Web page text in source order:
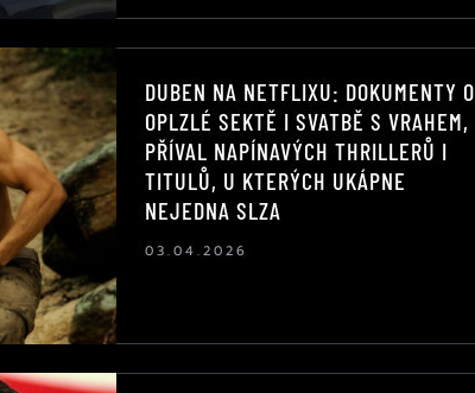
DUBEN NA NETFLIXU: DOKUMENTY O
OPLZLÉ SEKTĚ I SVATBĚ S VRAHEM,
PŘÍVAL NAPÍNAVÝCH THRILLERŮ I
TITULŮ, U KTERÝCH UKÁPNE
NEJEDNA SLZA
03.04.2026